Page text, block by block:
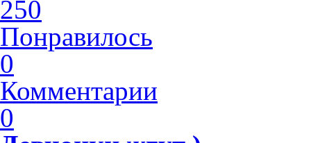
250
Понравилось
0
Комментарии
0